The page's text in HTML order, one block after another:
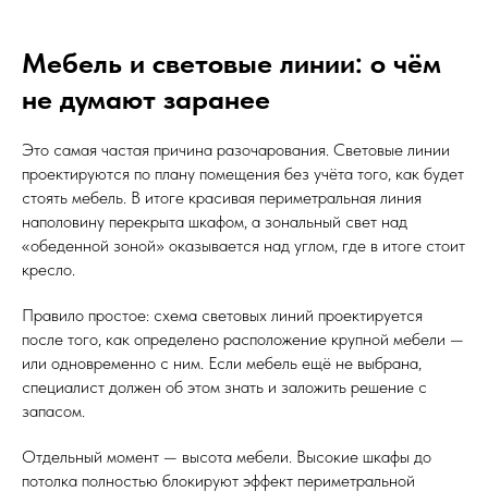
Мебель и световые линии: о чём
не думают заранее
Это самая частая причина разочарования. Световые линии
проектируются по плану помещения без учёта того, как будет
стоять мебель. В итоге красивая периметральная линия
наполовину перекрыта шкафом, а зональный свет над
«обеденной зоной» оказывается над углом, где в итоге стоит
кресло.
Правило простое: схема световых линий проектируется
после того, как определено расположение крупной мебели —
или одновременно с ним. Если мебель ещё не выбрана,
специалист должен об этом знать и заложить решение с
запасом.
Отдельный момент — высота мебели. Высокие шкафы до
потолка полностью блокируют эффект периметральной